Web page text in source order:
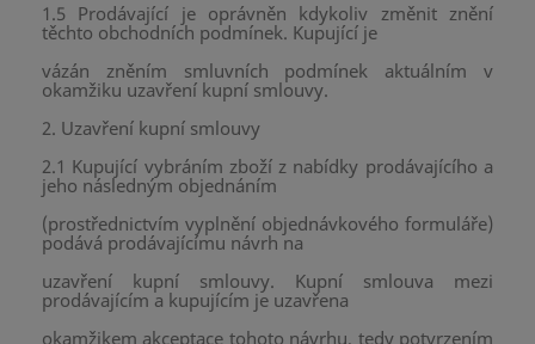
1.5 Prodávající je oprávněn kdykoliv změnit znění
těchto obchodních podmínek. Kupující je
vázán zněním smluvních podmínek aktuálním v
okamžiku uzavření kupní smlouvy.
2. Uzavření kupní smlouvy
2.1 Kupující vybráním zboží z nabídky prodávajícího a
jeho následným objednáním
(prostřednictvím vyplnění objednávkového formuláře)
podává prodávajícímu návrh na
uzavření kupní smlouvy. Kupní smlouva mezi
prodávajícím a kupujícím je uzavřena
okamžikem akceptace tohoto návrhu, tedy potvrzením